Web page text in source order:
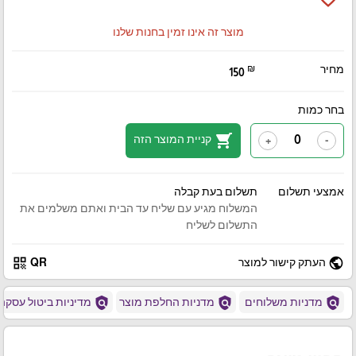
מוצר זה אינו זמין בחנות שלנו
מחיר 150 ₪
בחר כמות
-
+
shopping_cart קניית המוצר הזה
אמצעי תשלום
תשלום בעת קבלה
המשלוח מגיע עם שליח עד הבית ואתם משלמים את
התשלום לשליח
public העתק קישור למוצר QR
qr_code
policy מדניות משלוחים policy מדניות החלפת מוצר policy מדיניות ביטול